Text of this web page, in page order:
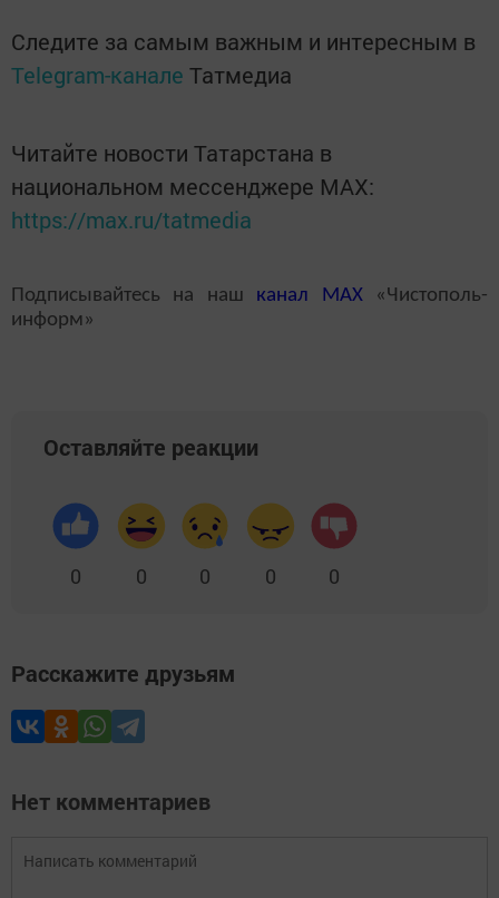
Следите за самым важным и интересным в
Telegram-канале Татмедиа
Читайте новости Татарстана в
национальном мессенджере MАХ:
https://max.ru/tatmedia
Подписывайтесь на наш канал MAX«Чистополь-
информ»
Оставляйте реакции
0 0 0 0 0
Расскажите друзьям
Нет комментариев